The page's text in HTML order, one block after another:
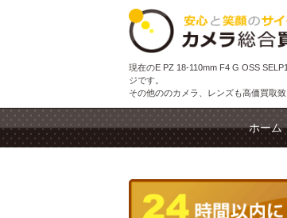
現在のE PZ 18-110mm F4 G OSS
ジです。
その他ののカメラ、レンズも高価買取致
ホーム